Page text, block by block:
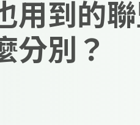
用到的
分別？